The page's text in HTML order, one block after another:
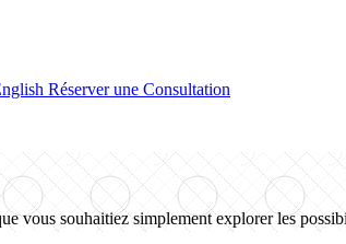
Réserver une Consultation
vous souhaitiez simplement explorer les